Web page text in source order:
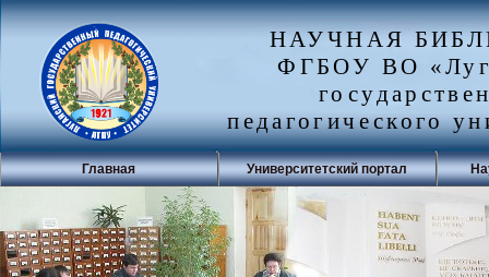
НАУЧНАЯ
ФГБОУ ВО
педагогического
Главная Университетский портал